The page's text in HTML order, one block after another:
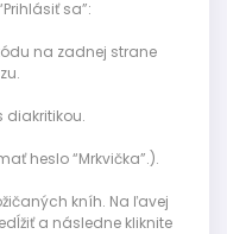
sa”:
na zadnej strane
diakritikou.
heslo “Mrkvička”.).
kníh. Na ľavej
a následne kliknite